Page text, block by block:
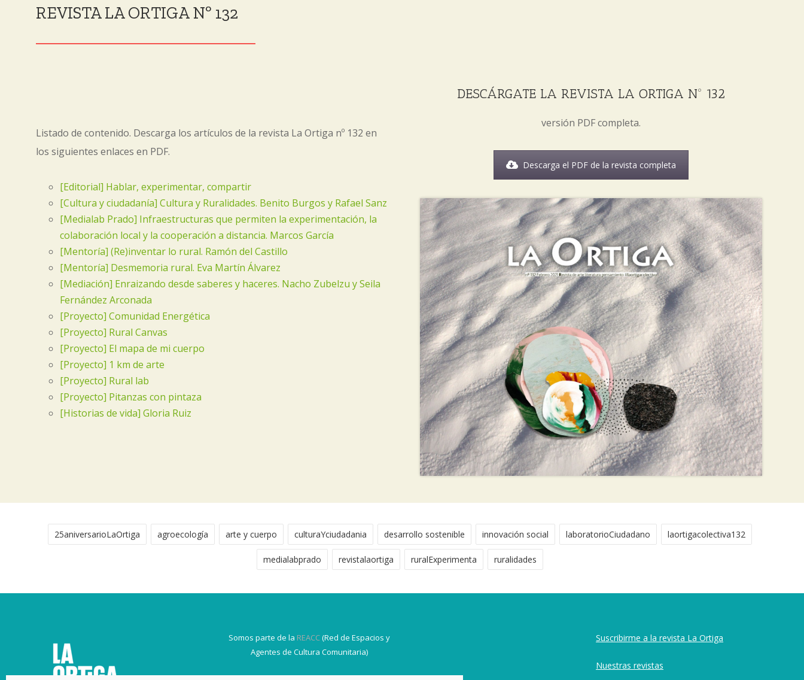
REVISTA LA ORTIGA Nº 132
Listado de contenido. Descarga los artículos de la revista La Ortiga nº 132 en
los siguientes enlaces en PDF.
[Editorial] Hablar, experimentar, compartir
[Cultura y ciudadanía] Cultura y Ruralidades. Benito Burgos y Rafael Sanz
[Medialab Prado] Infraestructuras que permiten la experimentación, la
colaboración local y la cooperación a distancia. Marcos García
[Mentoría] (Re)inventar lo rural. Ramón del Castillo
[Mentoría] Desmemoria rural. Eva Martín Álvarez
[Mediación] Enraizando desde saberes y haceres. Nacho Zubelzu y Seila
Fernández Arconada
[Proyecto] Comunidad Energética
[Proyecto] Rural Canvas
[Proyecto] El mapa de mi cuerpo
[Proyecto] 1 km de arte
[Proyecto] Rural lab
[Proyecto] Pitanzas con pintaza
[Historias de vida] Gloria Ruiz
DESCÁRGATE LA REVISTA LA ORTIGA Nº 132
versión PDF completa.
Descarga el PDF de la revista completa
25aniversarioLaOrtiga agroecología arte y cuerpo culturaYciudadania desarrollo sostenible innovación social laboratorioCiudadano laortigacolectiva132
medialabprado revistalaortiga ruralExperimenta ruralidades
Somos parte de la REACC(Red de Espacios y
Agentes de Cultura Comunitaria)
Suscribirme a la revista La Ortiga
Nuestras revistas